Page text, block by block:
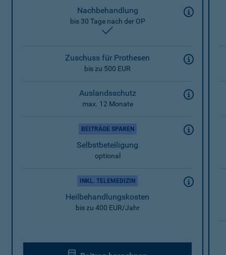
Nachbehandlung
bis 30 Tage nach der OP
Zuschuss für Prothesen
bis zu 500 EUR
Auslandsschutz
max. 12 Monate
BEITRÄGE SPAREN
Selbstbeteiligung
optional
INKL. TELEMEDIZIN
Heilbehandlungskosten
bis zu 400 EUR/Jahr